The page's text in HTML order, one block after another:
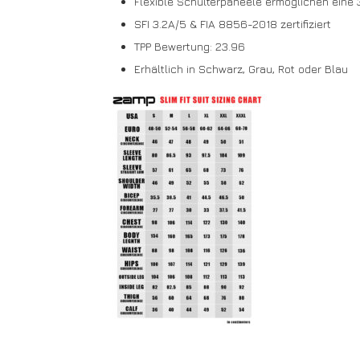
SFI 3.2A/5 & FIA 8856-2018 zertifiziert
TPP Bewertung: 23.96
Erhältlich in Schwarz, Grau, Rot oder Blau